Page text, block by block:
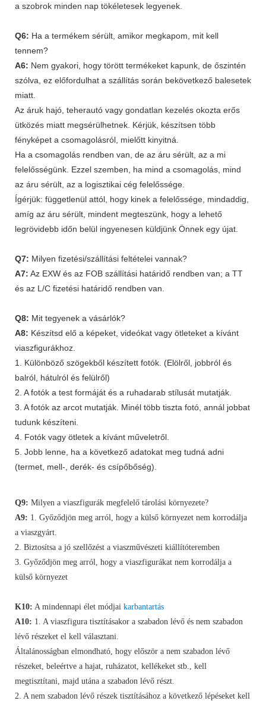
a szobrok minden nap tökéletesek legyenek.
Q6: Ha a termékem sérült, amikor megkapom, mit kell
tennem?
A6: Nem gyakori, hogy törött termékeket kapunk, de őszintén
szólva, ez előfordulhat a szállítás során bekövetkező balesetek
miatt.
Az áruk hajó, teherautó vagy gondatlan kezelés okozta erős
ütközés miatt megsérülhetnek. Kérjük, készítsen több
fényképet a csomagolásról, mielőtt kinyitná.
Ha a csomagolás rendben van, de az áru sérült, az a mi
felelősségünk. Ezzel szemben, ha mind a csomagolás, mind
az áru sérült, az a logisztikai cég felelőssége.
Ígérjük: függetlenül attól, hogy kinek a felelőssége, mindaddig,
amíg az áru sérült, mindent megteszünk, hogy a lehető
legrövidebb időn belül ingyenesen küldjünk Önnek egy újat.
Q7: Milyen fizetési/szállítási feltételei vannak?
A7: Az EXW és az FOB szállítási határidő rendben van; a TT
és az L/C fizetési határidő rendben van.
Q8: Mit tegyenek a vásárlók?
A8: Készítsd elő a képeket, videókat vagy ötleteket a kívánt
viaszfigurákhoz.
1. Különböző szögekből készített fotók. (Elölről, jobbról és
balról, hátulról és felülről)
2. A fotók a test formáját és a ruhadarab stílusát mutatják.
3. A fotók az arcot mutatják. Minél több tiszta fotó, annál jobbat
tudunk készíteni.
4. Fotók vagy ötletek a kívánt műveletről.
5. Jobb lenne, ha a következő adatokat meg tudná adni
(termet, mell-, derék- és csípőbőség).
Q9: Milyen a viaszfigurák megfelelő tárolási környezete?
A9: 1. Győződjön meg arról, hogy a külső környezet nem korrodálja
a viaszgyárt.
2. Biztosítsa a jó szellőzést a viaszművészeti kiállítóteremben
3. Győződjön meg arról, hogy a viaszfigurákat nem korrodálja a
külső környezet
K10: A mindennapi élet módjai karbantartás
A10: 1. A viaszfigura tisztításakor a szabadon lévő és nem szabadon
lévő részeket el kell választani.
Általánosságban elmondható, hogy először a nem szabadon lévő
részeket, beleértve a hajat, ruházatot, kellékeket stb., kell
megtisztítani, majd utána a szabadon lévő részt.
2. A nem szabadon lévő részek tisztításához a következő lépéseket kell